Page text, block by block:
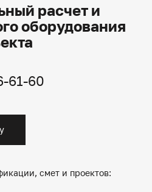
расчет и
оборудования
61-60
смет и проектов: